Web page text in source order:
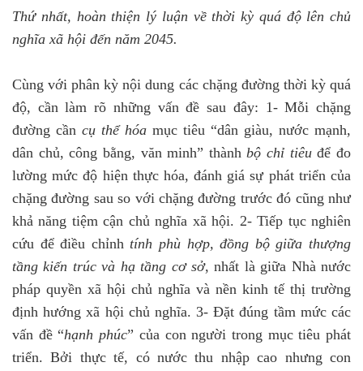
Thứ nhất, hoàn thiện lý luận về thời kỳ quá độ lên chủ
nghĩa xã hội đến năm 2045.
Cùng với phân kỳ nội dung các chặng đường thời kỳ quá
độ, cần làm rõ những vấn đề sau đây: 1- Mỗi chặng
đường cần cụ thể hóa mục tiêu “dân giàu, nước mạnh,
dân chủ, công bằng, văn minh” thànhbộ chỉ tiêuđể đo
lường mức độ hiện thực hóa, đánh giá sự phát triển của
chặng đường sau so với chặng đường trước đó cũng như
khả năng tiệm cận chủ nghĩa xã hội. 2- Tiếp tục nghiên
cứu để điều chỉnhtính phù hợp, đồng bộ giữa thượng
tầng kiến trúc và hạ tầng cơ sở, nhất là giữa Nhà nước
pháp quyền xã hội chủ nghĩa và nền kinh tế thị trường
định hướng xã hội chủ nghĩa. 3- Đặt đúng tầm mức các
vấn đề “hạnh phúc” của con người trong mục tiêu phát
triển. Bởi thực tế, có nước thu nhập cao nhưng con